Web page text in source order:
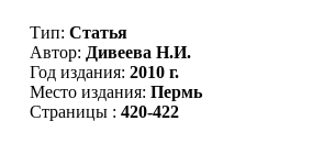
Тип: Статья
Автор: Дивеева Н.И.
Год издания: 2010 г.
Место издания: Пермь
Страницы : 420-422